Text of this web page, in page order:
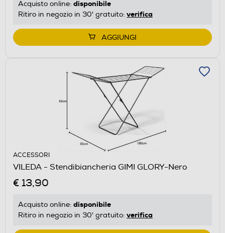
Acquisto online: disponibile
Ritiro in negozio in 30' gratuito: verifica
AGGIUNGI
ACCESSORI
VILEDA - Stendibiancheria GIMI GLORY-Nero
€ 13,90
Acquisto online: disponibile
Ritiro in negozio in 30' gratuito: verifica